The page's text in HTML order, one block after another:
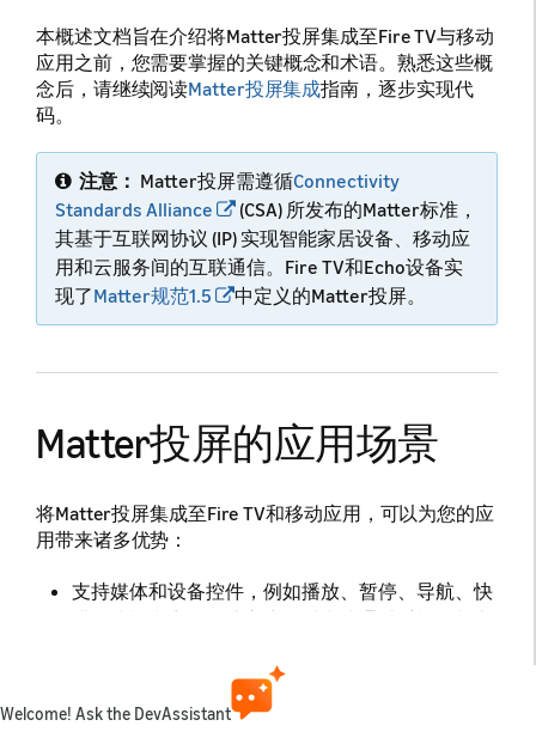
本概述文档旨在介绍将Matter投屏集成至Fire TV与移动
应用之前，您需要掌握的关键概念和术语。熟悉这些概
念后，请继续阅读Matter投屏集成指南，逐步实现代
码。
注意： Matter投屏需遵循Connectivity
Standards Alliance
(CSA) 所发布的Matter标准，
其基于互联网协议 (IP) 实现智能家居设备、移动应
用和云服务间的互联通信。Fire TV和Echo设备实
现了Matter规范1.5 中定义的Matter投屏。
Matter投屏的应用场景
将Matter投屏集成至Fire TV和移动应用，可以为您的应
用带来诸多优势：
支持媒体和设备控件，例如播放、暂停、导航、快
进、快退和音量，让客户可以直接通过手机控制电
与Fire TV或Echo Show设备上运行的应用协同工
作。
Welcome! Ask the DevAssistant